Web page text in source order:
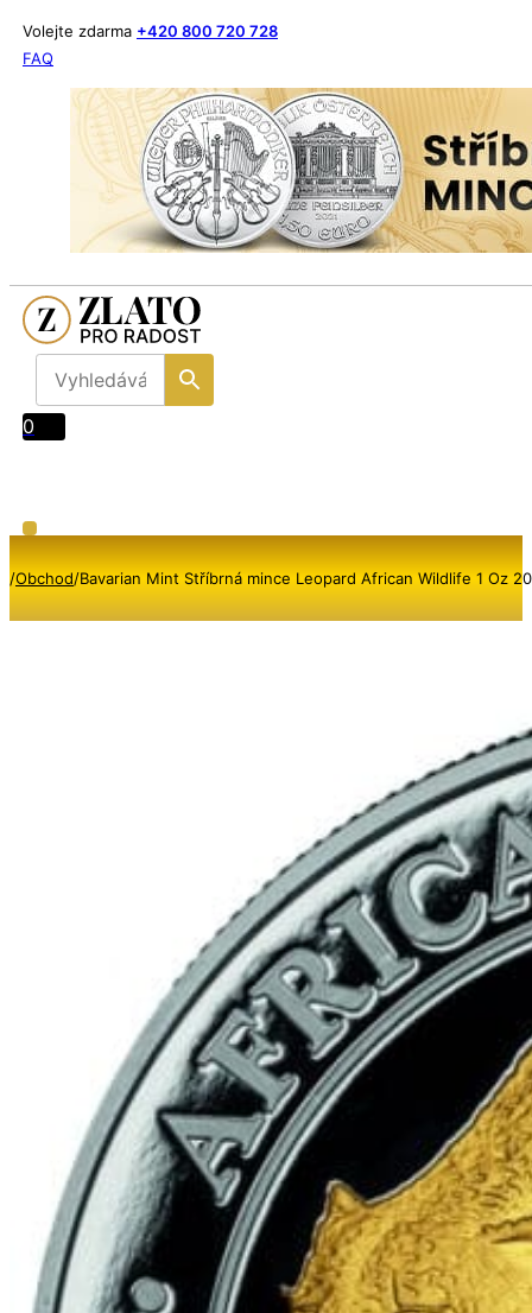
Volejte zdarma +420 800 720 728
FAQ
0
/Obchod/Bavarian Mint Stříbrná mince Leopard African Wildlife 1 Oz